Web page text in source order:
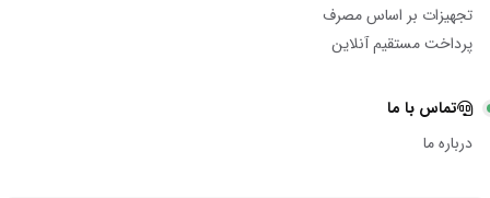
تجهیزات بر اساس مصرف
پرداخت مستقیم آنلاین
تماس با ما
درباره ما